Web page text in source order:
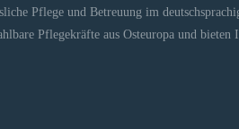
Pflege und Betreuung im
Pflegekräfte aus Osteuropa und bieten